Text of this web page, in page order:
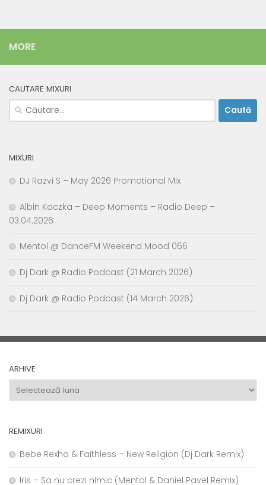
MORE
CAUTARE MIXURI
Caută
după:
MIXURI
DJ Razvi S – May 2026 Promotional Mix
Albin Kaczka – Deep Moments – Radio Deep –
03.04.2026
Mentol @ DanceFM Weekend Mood 066
Dj Dark @ Radio Podcast (21 March 2026)
Dj Dark @ Radio Podcast (14 March 2026)
ARHIVE
Arhive
REMIXURI
Bebe Rexha & Faithless – New Religion (Dj Dark Remix)
Iris – Sa nu crezi nimic (Mentol & Daniel Pavel Remix)